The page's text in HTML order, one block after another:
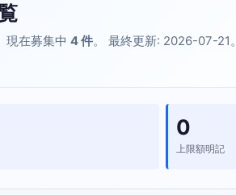
現在募集中 4 件。 最終更新: 2026-07-21。
0
上限額明記